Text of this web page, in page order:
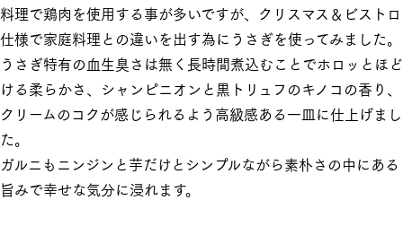
料理で鶏肉を使用する事が多いですが、クリスマス＆ビストロ
仕様で家庭料理との違いを出す為にうさぎを使ってみました。
うさぎ特有の血生臭さは無く長時間煮込むことでホロッとほど
ける柔らかさ、シャンピニオンと黒トリュフのキノコの香り、
クリームのコクが感じられるよう高級感ある一皿に仕上げまし
た。
ガルニもニンジンと芋だけとシンプルながら素朴さの中にある
旨みで幸せな気分に浸れます。